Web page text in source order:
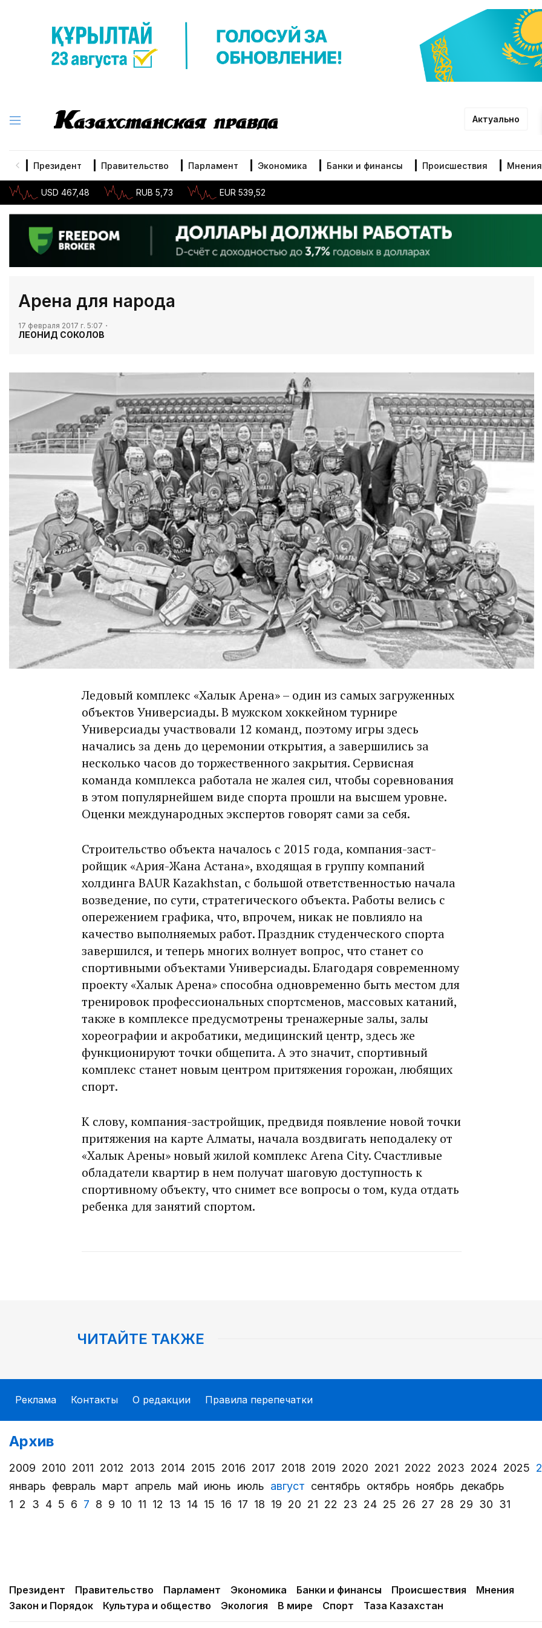
Актуально
Президент Правительство Парламент Экономика Банки и финансы Происшествия Мнения
USD 467,48 RUB 5,73 EUR 539,52
​Арена для народа
17 февраля 2017 г. 5:07
ЛЕОНИД СОКОЛОВ
Ледовый комплекс «Халык Арена» – один из самых загруженных
объектов Универсиады. В мужском хоккейном турнире
Универсиады участвовали 12 команд, поэтому игры здесь
начались за день до церемонии открытия, а завершились за
несколько часов до торжественного закрытия. Сервисная
команда комплекса работала не жалея сил, чтобы соревнования
в этом популярнейшем виде спорта прошли на высшем уровне.
Оценки международных экспертов говорят сами за себя.
Строительство объекта началось с 2015 года, компания-заст­
ройщик «Ария-Жана Астана», входящая в группу компаний
холдинга BAUR Kazakhstan, с большой ответственностью начала
возведение, по сути, стратегического объекта. Работы велись с
опережением графика, что, впрочем, никак не повлия­ло на
качество выполняемых работ. Праздник студенческого спорта
завершился, и теперь многих волнует вопрос, что станет со
спортивными объектами Универсиады. Благодаря современному
проекту «Халык Арена» способна одновременно быть местом для
тренировок профессиональных спортсменов, массовых катаний,
также в комплексе предусмотрены тренажерные залы, залы
хореографии и акробатики, медицинский центр, здесь же
функционируют точки общепита. А это значит, спортивный
комплекс станет новым центром притяжения горожан, любящих
спорт.
К слову, компания-застройщик, предвидя появление новой точки
притяжения на карте Алматы, начала воздвигать неподалеку от
«Халык Арены» новый жилой комплекс Arena City. Счастливые
обладатели квартир в нем получат шаговую доступность к
спортивному объекту, что снимет все вопросы о том, куда отдать
ребенка для занятий спортом.
ЧИТАЙТЕ ТАКЖЕ
Реклама Контакты О редакции Правила перепечатки
Архив
2009 2010 2011 2012 2013 2014 2015 2016 2017 2018 2019 2020 2021 2022 2023 2024 2025
январь февраль март апрель май июнь июль август сентябрь октябрь ноябрь декабрь
1 2 3 4 5 6 7 8 9 10 11 12 13 14 15 16 17 18 19 20 21 22 23 24 25 26 27 28 29 30 31
Президент Правительство Парламент Экономика Банки и финансы Происшествия
Мнения
Закон и Порядок
Культура и общество Экология В мире Спорт Таза Казахстан